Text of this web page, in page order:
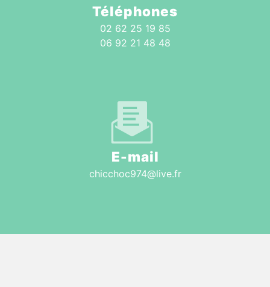
Téléphones
02 62 25 19 85
06 92 21 48 48
E-mail
chicchoc974@live.fr